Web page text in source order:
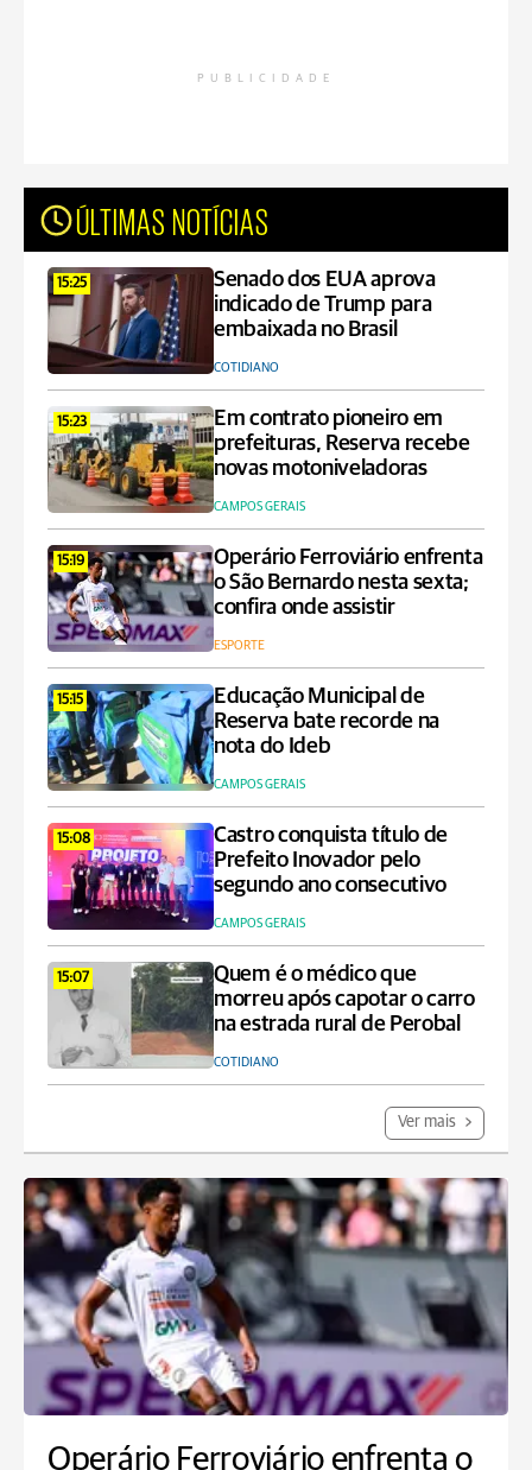
PUBLICIDADE
ÚLTIMAS NOTÍCIAS
15:25
Senado dos EUA aprova
indicado de Trump para
embaixada no Brasil
COTIDIANO
15:23
Em contrato pioneiro em
prefeituras, Reserva recebe
novas motoniveladoras
CAMPOS GERAIS
15:19
Operário Ferroviário enfrenta
o São Bernardo nesta sexta;
confira onde assistir
ESPORTE
15:15
Educação Municipal de
Reserva bate recorde na
nota do Ideb
CAMPOS GERAIS
15:08
Castro conquista título de
Prefeito Inovador pelo
segundo ano consecutivo
CAMPOS GERAIS
15:07
Quem é o médico que
morreu após capotar o carro
na estrada rural de Perobal
COTIDIANO
Ver mais
Operário Ferroviário enfrenta o